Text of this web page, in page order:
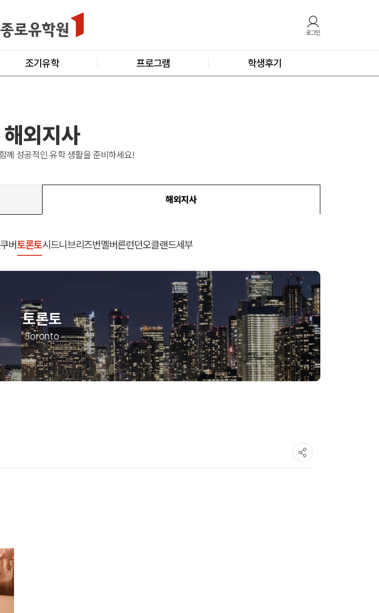
로그인
조기유학 프로그램 학생후기
해외지사
께 성공적인 유학 생활을 준비하세요!
해외지사
버토론토시드니 브리즈번멜버른런던오클랜드세부
토론토
Toronto